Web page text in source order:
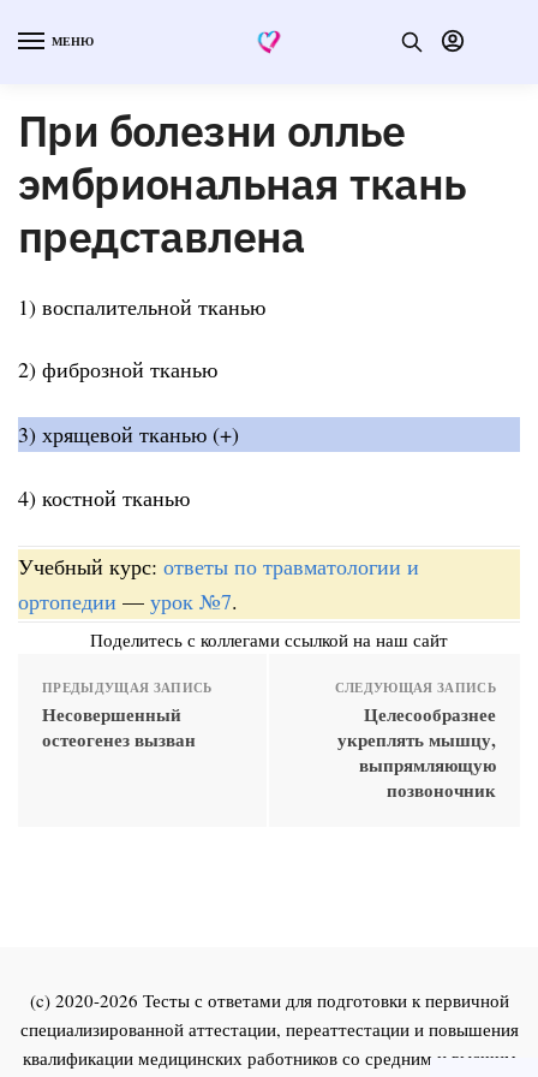
МЕНЮ
При болезни оллье
эмбриональная ткань
представлена
1) воспалительной тканью
2) фиброзной тканью
3) хрящевой тканью (+)
4) костной тканью
Учебный курс: ответы по травматологии и
ортопедии — урок №7.
Поделитесь с коллегами ссылкой на наш сайт
ПРЕДЫДУЩАЯ ЗАПИСЬ
Несовершенный
остеогенез вызван
СЛЕДУЮЩАЯ ЗАПИСЬ
Целесообразнее
укреплять мышцу,
выпрямляющую
позвоночник
(c) 2020-2026 Тесты с ответами для подготовки к первичной
специализированной аттестации, переаттестации и повышения
квалификации медицинских работников со средним и высшим